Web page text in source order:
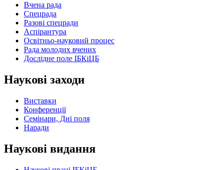
Вчена рада
Спецрада
Разові спецради
Аспірантура
Освітньо-науковий процес
Рада молодих вчених
Дослідне поле ІБКіЦБ
Наукові заходи
Виставки
Конференції
Семінари, Дні поля
Наради
Наукові видання